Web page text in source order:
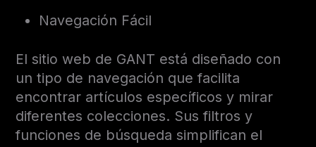
Navegación Fácil
El sitio web de GANT está diseñado con
un tipo de navegación que facilita
encontrar artículos específicos y mirar
diferentes colecciones. Sus filtros y
funciones de búsqueda simplifican el